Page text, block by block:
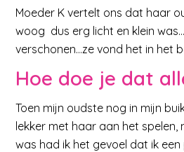
Moeder K vertelt ons dat haar
woog dus erg licht en klein
verschonen…ze vond het in het
Hoe doe je dat
Toen mijn oudste nog in mijn
lekker met haar aan het spelen,
was had ik het gevoel dat ik